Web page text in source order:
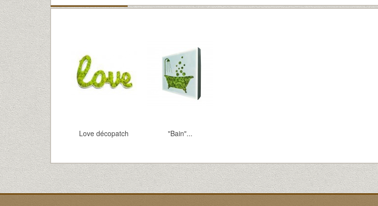
Love décopatch "Bain"...